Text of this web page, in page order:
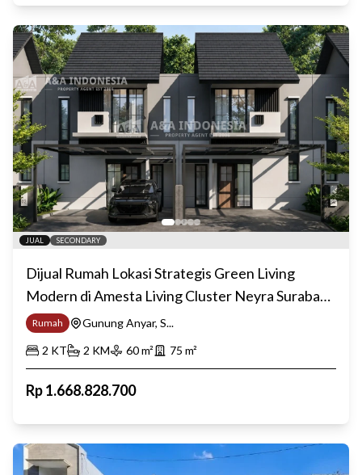
JUAL SECONDARY
Dijual Rumah Lokasi Strategis Green Living
Modern di Amesta Living Cluster Neyra Surabaya
Timur
Rumah
Gunung Anyar, S...
2 KT 2 KM 60m² 75 m²
Rp1.668.828.700